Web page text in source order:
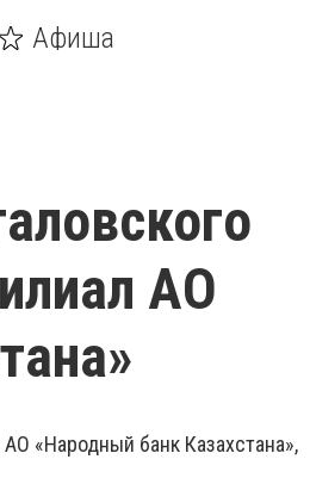
Афиша
АО
«Народный банк Казахстана»,